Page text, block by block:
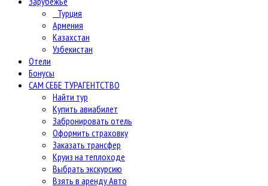
Турция
Армения
Казахстан
Узбекистан
Отели
Бонусы
САМ СЕБЕ ТУРАГЕНТСТВО
Найти тур
Купить авиабилет
Забронировать отель
Оформить страховку
Заказать трансфер
Круиз на теплоходе
Выбрать экскурсию
Взять в аренду Авто